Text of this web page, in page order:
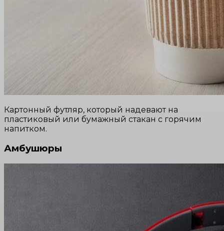
Картонный футляр, который надевают на
пластиковый или бумажный стакан с горячим
напитком.
Амбушюры